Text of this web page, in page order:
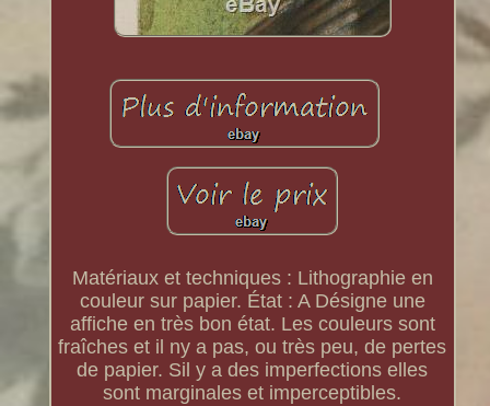
Matériaux et techniques : Lithographie en
couleur sur papier. État : A Désigne une
affiche en très bon état. Les couleurs sont
fraîches et il ny a pas, ou très peu, de pertes
de papier. Sil y a des imperfections elles
sont marginales et imperceptibles.